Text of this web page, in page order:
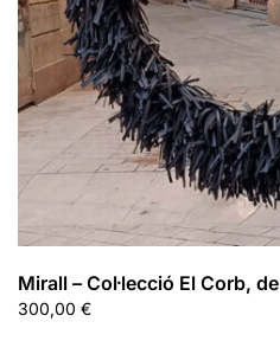
Mirall – Col·lecció El Corb,
300,00 €